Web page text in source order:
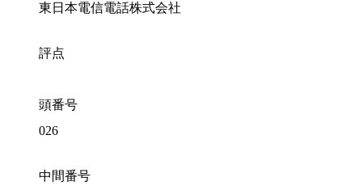
東日本電信電話株式会社
評点
頭番号
026
中間番号